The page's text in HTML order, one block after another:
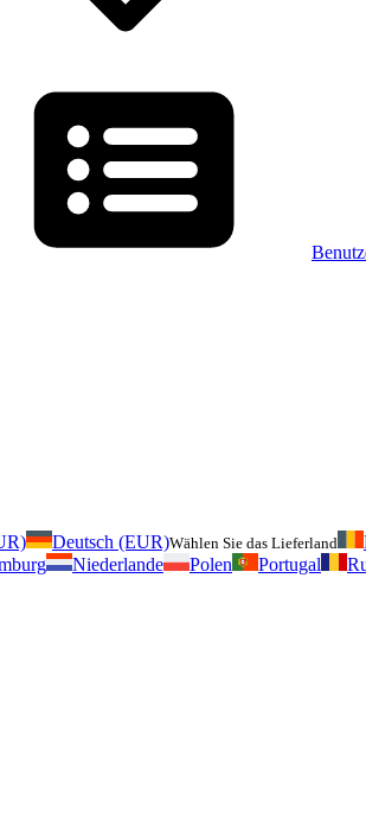
Deutsch (EUR)Wählen Sie das Lieferland
Niederlande Polen Portugal